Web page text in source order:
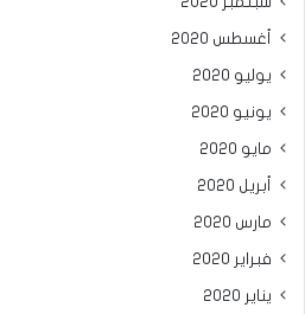
أغسطس 2020
يوليو 2020
يونيو 2020
مايو 2020
أبريل 2020
مارس 2020
فبراير 2020
يناير 2020